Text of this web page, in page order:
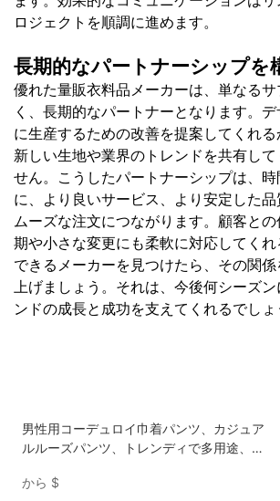
ロジェクトを順調に進めます。
長期的なパートナーシップを
優れた量販衣料品メーカーは、単なる
く、長期的なパートナーとなります。
に生産するための改善を提案してくれる
新しい生地や業界のトレンドを共有し
せん。こうしたパートナーシップは、
に、より良いサービス、より安定した
ムーズな注文につながります。顧客と
期や小さな変更にも柔軟に対応してく
できるメーカーを見つけたら、その関
上げましょう。それは、今後何シーズ
ンドの成長と成功を支えてくれるでしょ
男性用コーデュロイ巾着パンツ、カジュア
ルルーズパンツ、トレンディで多用途、秋
から $